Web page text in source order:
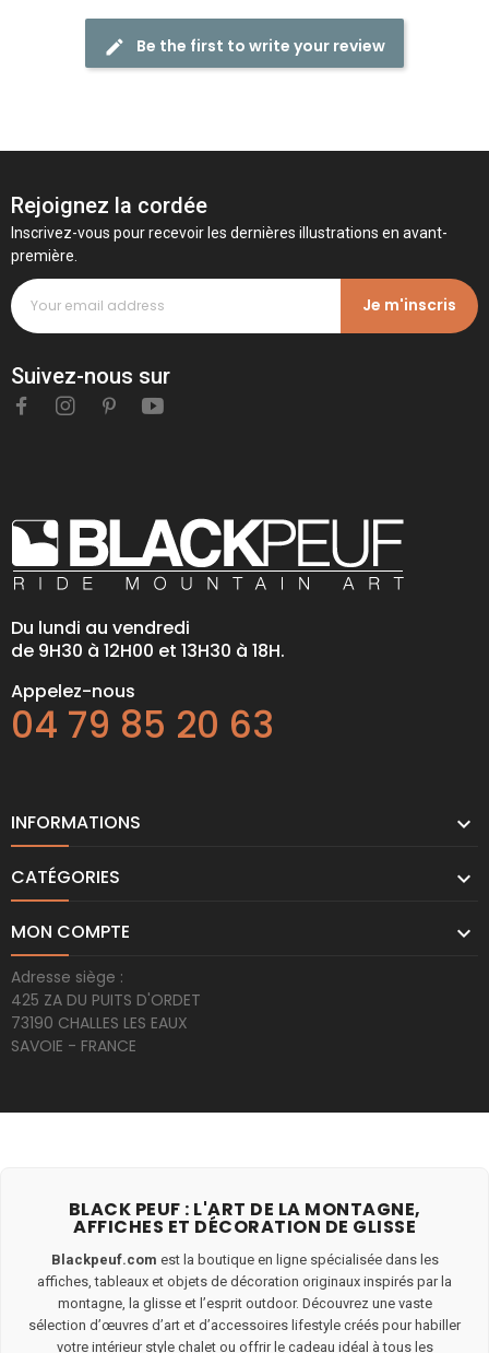
Be the first to write your review
Rejoignez la cordée
Inscrivez-vous pour recevoir les dernières illustrations en avant-
première.
Je m'inscris
Suivez-nous sur
Du lundi au vendredi
de 9H30 à 12H00 et 13H30 à 18H.
Appelez-nous
04 79 85 20 63
INFORMATIONS 
CATÉGORIES 
MON COMPTE 
Adresse siège :
425 ZA DU PUITS D'ORDET
73190 CHALLES LES EAUX
SAVOIE - FRANCE
BLACK PEUF : L'ART DE LA MONTAGNE,
AFFICHES ET DÉCORATION DE GLISSE
Blackpeuf.com est la boutique en ligne spécialisée dans les
affiches, tableaux et objets de décoration originaux inspirés par la
montagne, la glisse et l’esprit outdoor. Découvrez une vaste
sélection d’œuvres d’art et d’accessoires lifestyle créés pour habiller
votre intérieur style chalet ou offrir le cadeau idéal à tous les